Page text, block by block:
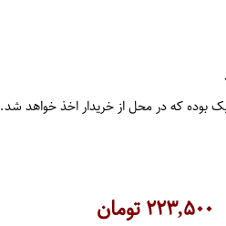
بوده که در محل از خریدار اخذ خواهد شد.
۲۲۳,۵۰۰تومان